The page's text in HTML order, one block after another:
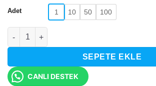
Adet 1 10 50 100
Stop Terrorism Barış Temalı Rozet adet
SEPETE EKLE
CANLI DESTEK